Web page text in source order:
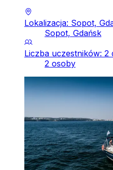
Lokalizacja: Sopot,
Sopot, Gdańsk
Liczba uczestników: 2
2 osoby